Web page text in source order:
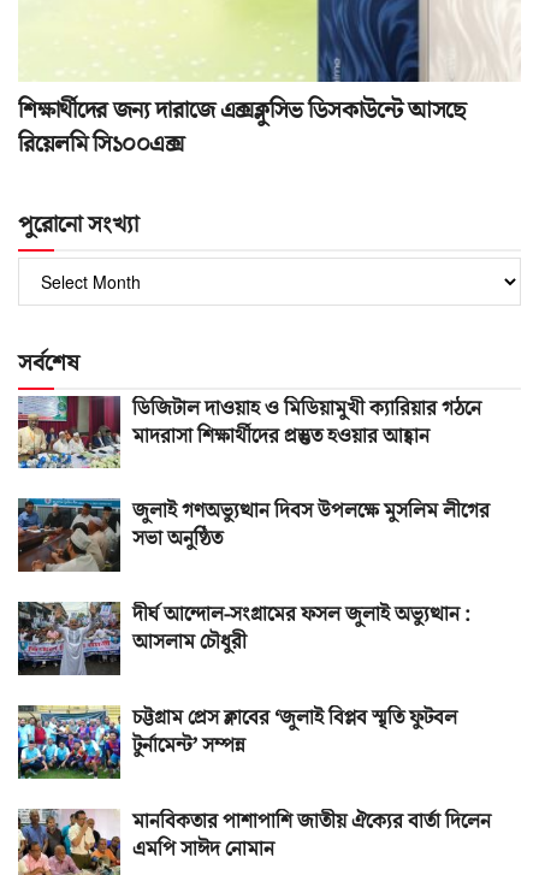
শিক্ষার্থীদের জন্য দারাজে এক্সক্লুসিভ ডিসকাউন্টে আসছে
রিয়েলমি সি১০০এক্স
পুরোনো সংখ্যা
সংখ্যা
সর্বশেষ
ডিজিটাল দাওয়াহ ও মিডিয়ামুখী ক্যারিয়ার গঠনে
মাদরাসা শিক্ষার্থীদের প্রস্তুত হওয়ার আহ্বান
জুলাই গণঅভ্যুত্থান দিবস উপলক্ষে মুসলিম লীগের
সভা অনুষ্ঠিত
দীর্ঘ আন্দোল-সংগ্রামের ফসল জুলাই অভ্যুত্থান :
আসলাম চৌধুরী
চট্টগ্রাম প্রেস ক্লাবের ‘জুলাই বিপ্লব স্মৃতি ফুটবল
টুর্নামেন্ট’ সম্পন্ন
মানবিকতার পাশাপাশি জাতীয় ঐক্যের বার্তা দিলেন
এমপি সাঈদ নোমান